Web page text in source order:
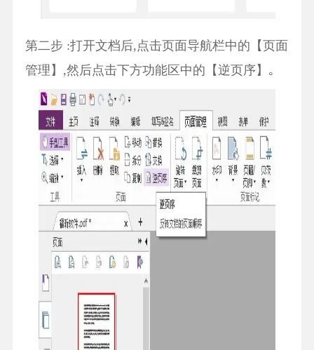
第二步 :打开文档后,点击页面导航栏中的【页面
管理】,然后点击下方功能区中的【逆页序】｡